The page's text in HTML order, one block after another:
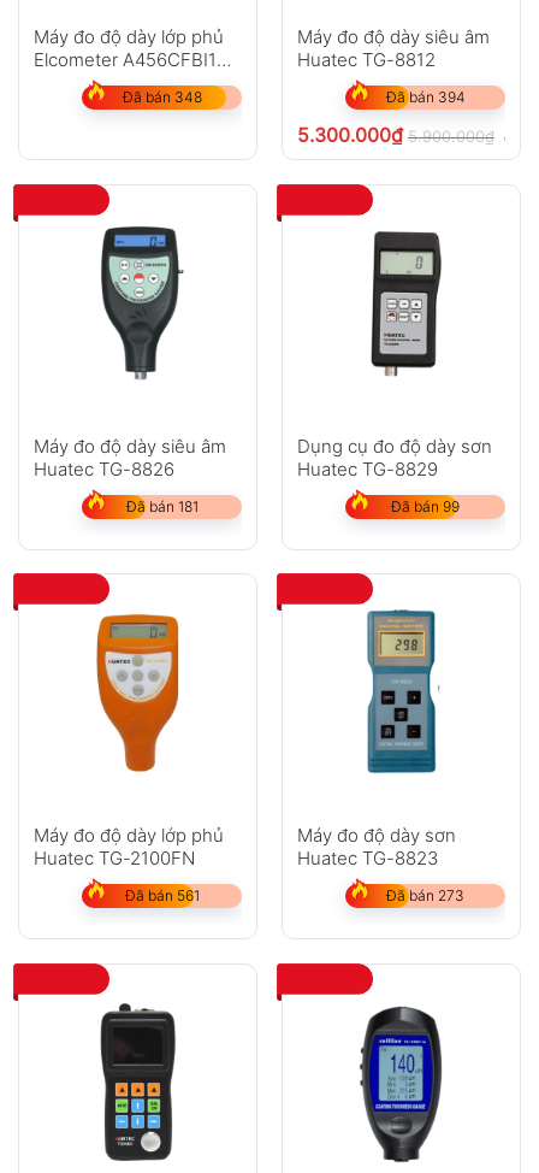
Máy đo độ dày lớp phủ
Elcometer A456CFBI1
(0-1500?m)
Đã bán 348
Máy đo độ dày siêu âm
Huatec TG-8812
Đã bán 394
5.300.000₫ 5.900.000₫ chưa
Máy đo độ dày siêu âm
Huatec TG-8826
Đã bán 181
Dụng cụ đo độ dày sơn
Huatec TG-8829
Đã bán 99
Máy đo độ dày lớp phủ
Huatec TG-2100FN
Đã bán 561
Máy đo độ dày sơn
Huatec TG-8823
Đã bán 273